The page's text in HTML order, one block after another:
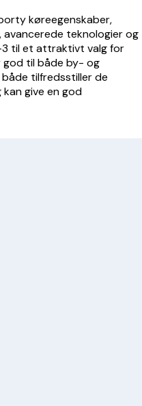
køreegenskaber,
avancerede teknologier og
3 til et attraktivt valg for
god til både by- og
både tilfredsstiller de
give en god